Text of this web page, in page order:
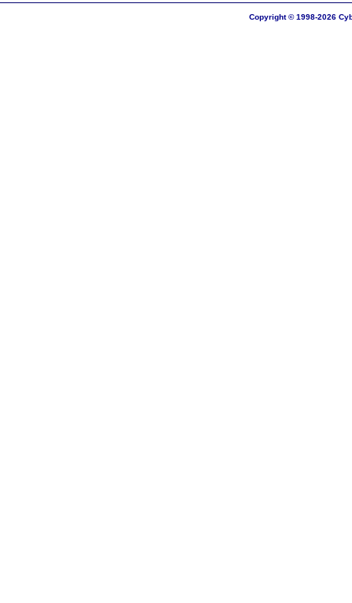
Copyright © 1998-2026